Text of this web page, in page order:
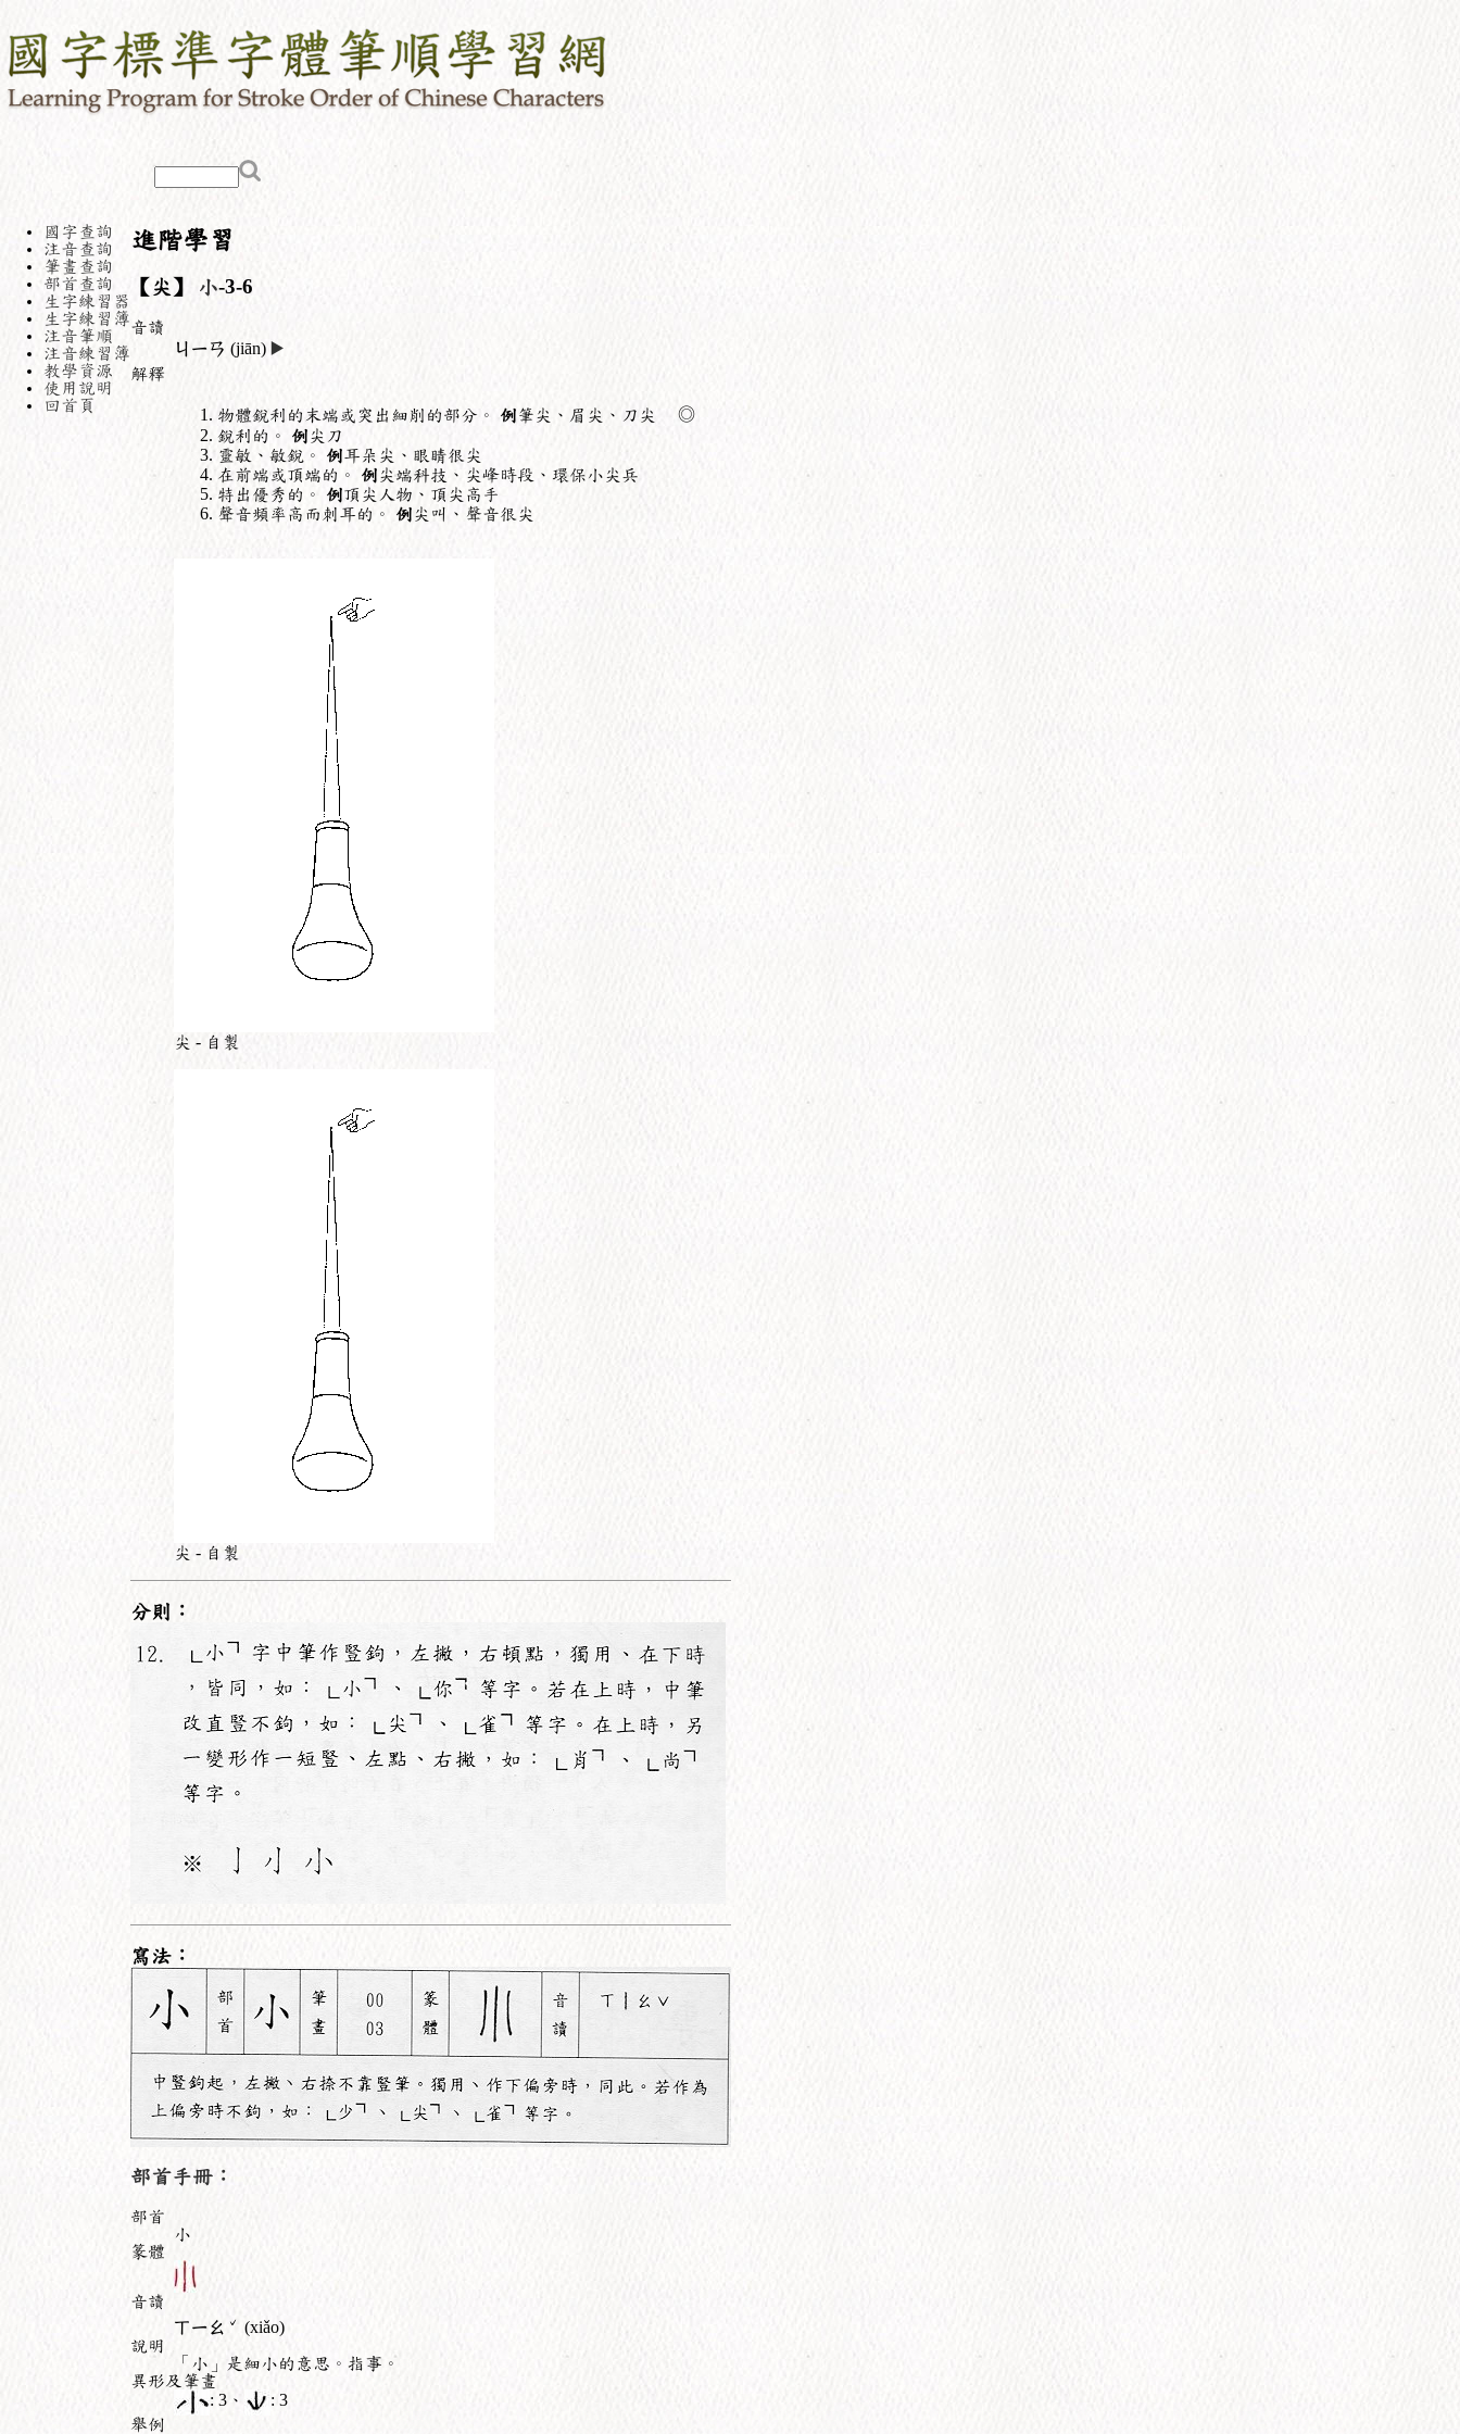
國字查詢
注音查詢
筆畫查詢
部首查詢
生字練習器
生字練習簿
注音筆順
注音練習簿
教學資源
使用說明
回首頁
進階學習
【尖】 小-3-6
音讀
ㄐㄧㄢ (jiān) ▶️
解釋
物體銳利的末端或突出細削的部分。 例筆尖、眉尖、刀尖 ◎
銳利的。 例尖刀
靈敏、敏銳。 例耳朵尖、眼睛很尖
在前端或頂端的。 例尖端科技、尖峰時段、環保小尖兵
特出優秀的。 例頂尖人物、頂尖高手
聲音頻率高而刺耳的。 例尖叫、聲音很尖
尖 - 自製
尖 - 自製
分則：
寫法：
部首手冊：
部首
小
篆體
音讀
ㄒㄧㄠ ˇ (xiǎo)
說明
「小」是細小的意思。指事。
異形及筆畫
: 3、
: 3
舉例